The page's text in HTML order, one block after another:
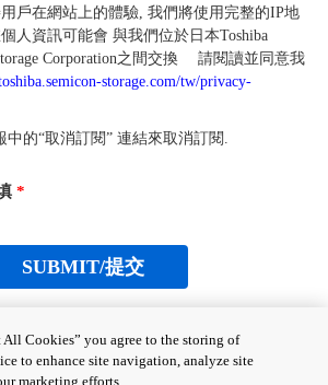
戶在網站上的體驗, 我們將使用完整的IP地
人資訊可能會 與我們位於日本Toshiba
Corporation之間交換 請閱讀並同意我
storage.com/tw/privacy-
的“取消訂閱” 連結來取消訂閱.
*
將會寄送確認信至您的信箱
Cookies” you agree to the storing of
to enhance site navigation, analyze site
marketing efforts.